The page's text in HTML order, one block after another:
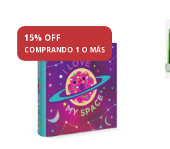
15% OFF
COMPRANDO 1 O MÁS